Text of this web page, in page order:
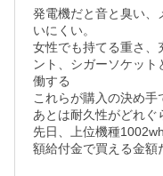
発電機だと音と臭い、
いにくい。
女性でも持てる重さ、
ント、シガーソケッ
働する
これらが購入の決め手
あとは耐久性がどれぐ
先日、上位機種
額給付金で買える金額